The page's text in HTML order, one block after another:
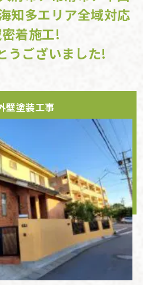
知多エリア全域対応
着施工!
うございました!
塗装工事